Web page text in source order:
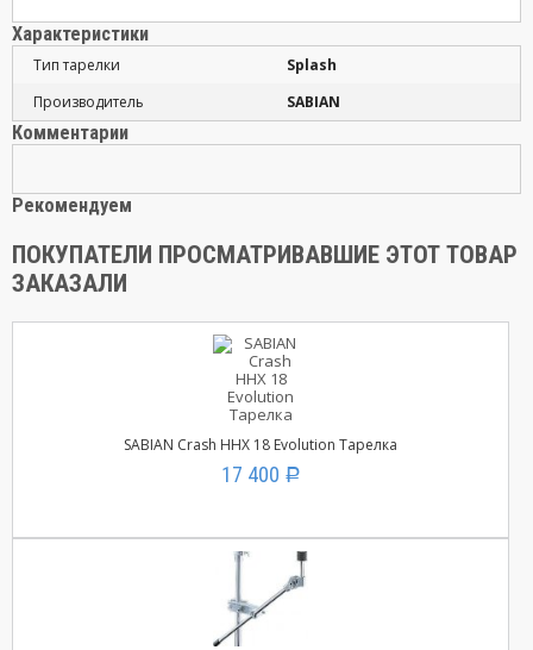
Характеристики
Тип тарелки
Splash
Производитель
SABIAN
Комментарии
Рекомендуем
ПОКУПАТЕЛИ ПРОСМАТРИВАВШИЕ ЭТОТ ТОВАР
ЗАКАЗАЛИ
SABIAN Crash HHX 18 Evolution Тарелка
17 400 Р